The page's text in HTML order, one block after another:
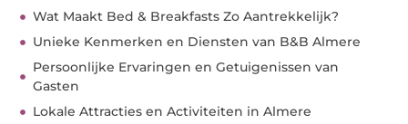
Wat Maakt Bed & Breakfasts Zo Aantrekkelijk?
Unieke Kenmerken en Diensten van B&B Almere
Persoonlijke Ervaringen en Getuigenissen van
Gasten
Lokale Attracties en Activiteiten in Almere